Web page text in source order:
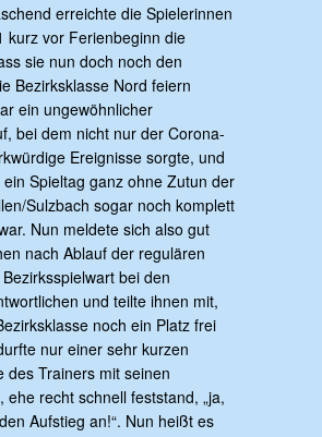
erreichte die Spielerinnen
kurz vor Ferienbeginn die
sie nun doch noch den
Bezirksklasse Nord feiern
ein ungewöhnlicher
bei dem nicht nur der Corona-
Ereignisse sorgte, und
Spieltag ganz ohne Zutun der
Sulzbach sogar noch komplett
Nun meldete sich also gut
nach Ablauf der regulären
bei den
und teilte ihnen mit,
noch ein Platz frei
nur einer sehr kurzen
des Trainers mit seinen
ehe recht schnell feststand, „ja,
Aufstieg an!“. Nun heißt es